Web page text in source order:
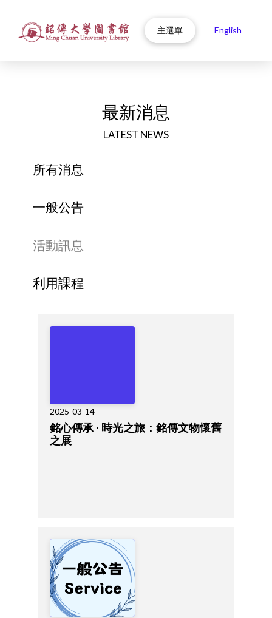
主選單 English
最新消息
LATEST NEWS
所有消息
一般公告
活動訊息
利用課程
2025-03-14
銘心傳承 · 時光之旅：銘傳文物懷舊
之展